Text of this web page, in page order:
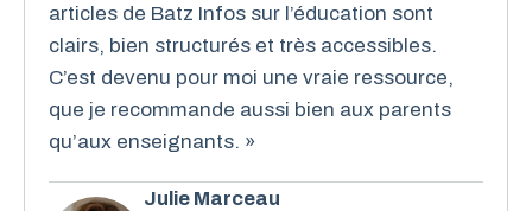
articles de Batz Infos sur l’éducation sont
clairs, bien structurés et très accessibles.
C’est devenu pour moi une vraie ressource,
que je recommande aussi bien aux parents
qu’aux enseignants. »
Julie Marceau